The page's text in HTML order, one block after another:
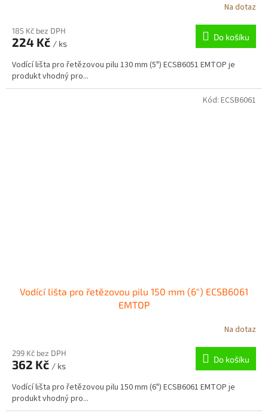
Na dotaz
185 Kč bez DPH
224 Kč / ks
Do košíku
Vodící lišta pro řetězovou pilu 130 mm (5") ECSB6051 EMTOP je
produkt vhodný pro...
Vodící lišta pro řetězovou pilu 150 mm (6") ECSB6061
EMTOP
Na dotaz
299 Kč bez DPH
362 Kč / ks
Do košíku
Vodící lišta pro řetězovou pilu 150 mm (6") ECSB6061 EMTOP je
produkt vhodný pro...
Kód: ECSB6061